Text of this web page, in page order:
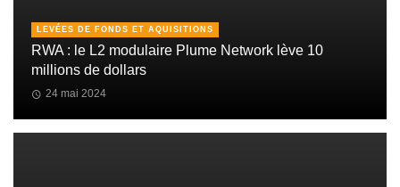
LEVÉES DE FONDS ET AQUISITIONS
RWA : le L2 modulaire Plume Network lève 10
millions de dollars
24 mai 2024